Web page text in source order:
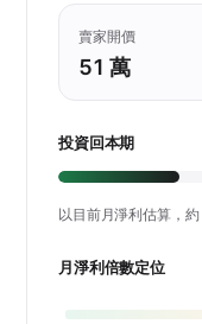
賣家開價
51 萬
投資回本期
以目前月淨利估算，
月淨利倍數定位